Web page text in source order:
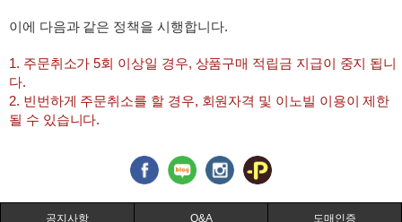
이에 다음과 같은 정책을 시행합니다.
1. 주문취소가 5회 이상일 경우, 상품구매 적립금 지급이 중지 됩니
다.
2. 빈번하게 주문취소를 할 경우, 회원자격 및 이노빌 이용이 제한
될 수 있습니다.
공지사항 Q&A 도매인증